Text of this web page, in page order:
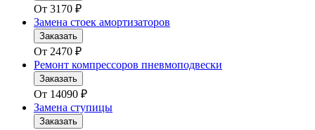
От 3170 ₽
Замена стоек амортизаторов
Заказать
От 2470 ₽
Ремонт компрессоров пневмоподвески
Заказать
От 14090 ₽
Замена ступицы
Заказать